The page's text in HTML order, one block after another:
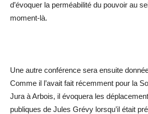
d’évoquer la perméabilité du pouvoir au
moment-là.
Une autre conférence sera ensuite
Comme il l’avait fait récemment pour la
Jura à Arbois, il évoquera les
publiques de Jules Grévy lorsqu’il était